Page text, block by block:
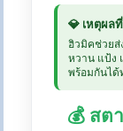
💎 เหตุผล
ฮิวมิคช่วยส่
หวาน แป้ง
พร้อมกันได้
💰 สต